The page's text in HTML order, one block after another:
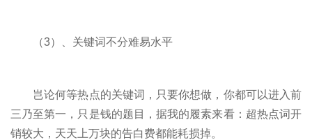
（3）、关键词不分难易水平
岂论何等热点的关键词，只要你想做，你都可以进入前
三乃至第一，只是钱的题目，据我的履素来看：超热点词开
销较大，天天上万块的告白费都能耗损掉。